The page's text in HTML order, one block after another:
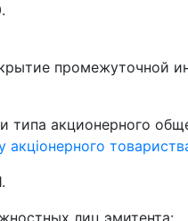
промежуточной
типа акционерного
акціонерного
лиц эмитента: